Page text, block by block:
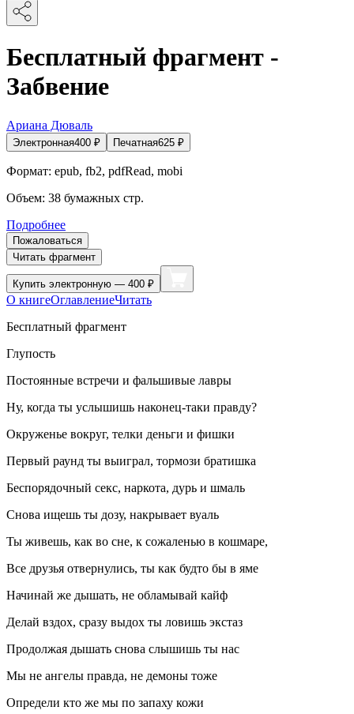
Бесплатный фрагмент -
Забвение
Ариана Дюваль
Электронная400 ₽ Печатная625 ₽
Формат: epub, fb2, pdfRead, mobi
Объем: 38 бумажных стр.
Подробнее
Пожаловаться
Читать фрагмент
Купить электронную — 400 ₽
О книгеОглавлениеЧитать
Бесплатный фрагмент
Глупость
Постоянные встречи и фальшивые лавры
Ну, когда ты услышишь наконец-таки правду?
Окруженье вокруг, телки деньги и фишки
Первый раунд ты выиграл, тормози братишка
Беспорядочный секс, наркота, дурь и шмаль
Снова ищешь ты дозу, накрывает вуаль
Ты живешь, как во сне, к сожаленью в кошмаре,
Все друзья отвернулись, ты как будто бы в яме
Начинай же дышать, не обламывай кайф
Делай вздох, сразу выдох ты ловишь экстаз
Продолжая дышать снова слышишь ты нас
Мы не ангелы правда, не демоны тоже
Определи кто же мы по запаху кожи